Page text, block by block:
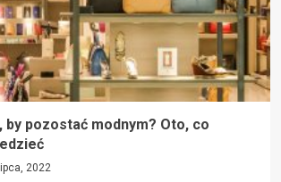
by pozostać modnym? Oto, co
2022